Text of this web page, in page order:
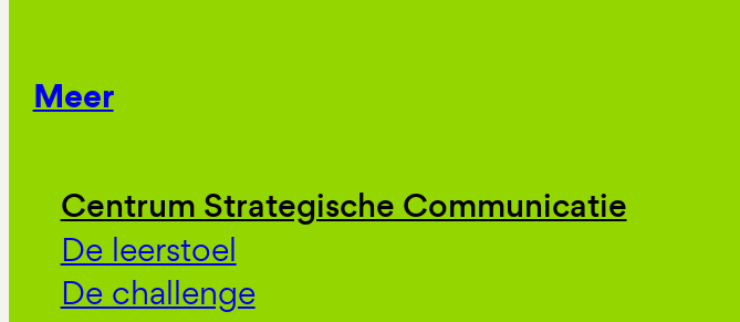
Meer
Centrum Strategische Communicatie
De leerstoel
De challenge